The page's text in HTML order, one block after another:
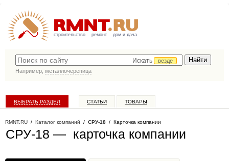
строительство ремонт дом и дача
Искать
везде
Например, металлочерепица
ВЫБРАТЬ РАЗДЕЛ СТАТЬИ ТОВАРЫ
RMNT.RU / Каталог компаний / СРУ-18 / Карточка компании
СРУ-18 — карточка компании